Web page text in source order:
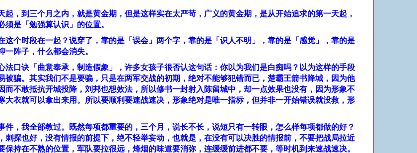
，到三个月之内，就是黄金期，但是这样实在太严苛，广义的黄金期，是从开始追求的第一天起，
是「勉强算认识」的位置。
个时段在一起？说穿了，靠的是「误会」两个字，靠的是「识人不明」，靠的是「感觉」，靠的是
一阵子，什么都会消失。
口诀「曲意奉承，制造假象」，许多女孩子很否认这句话：你以为我们是白痴吗？以为这样的手段
骗。其实我们不是要骗，只是在两军交战的初期，绝对不能够犯错而已，楚霸王箭书降城，因为他
不敢抵抗开城投降，刘邦也想效法，所以修书一封射入陈留城中，却一点效果也没有，因为形象不
衣就可以拿出来用。所以要顺利要速战速决，形象绝对是唯一指标，但并非一开始错误就没救，形
，我全部教过。既然每项都重要的，三个月，说长不长，说短只有一转眼，怎么样每项都做的好？
探也好，没有情报的前提下，绝不轻举妄动，也就是，在没有可以决胜的情报前，不要把战局拉近
保持在不熟的位置，军队要拉很远，烽烟的味道要消弥，连缓缓前进都不要，等时机到来速战速决。